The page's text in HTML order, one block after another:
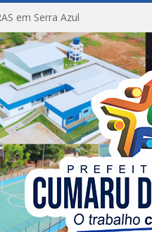
em Serra Azul